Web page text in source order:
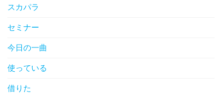
スカパラ
セミナー
今日の一曲
使っている
借りた